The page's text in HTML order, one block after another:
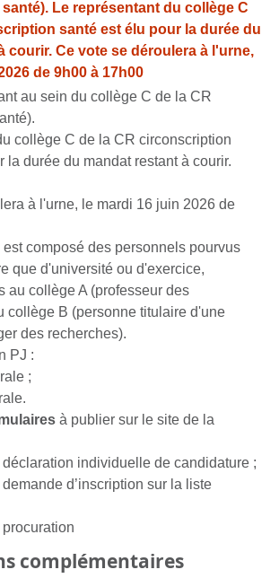
Le représentant du collège C
santé est élu pour la durée du
courir. Ce vote se déroulera à l'urne,
de 9h00 à 17h00
au sein du collège C de la CR
collège C de la CR circonscription
la durée du mandat restant à courir.
à l'urne, le mardi 16 juin 2026 de
composé des personnels pourvus
que d'université ou d'exercice,
au collège A (professeur des
collège B (personne titulaire d'une
des recherches).
PJ :
;
à publier sur le site de la
individuelle de candidature ;
d’inscription sur la liste
complémentaires